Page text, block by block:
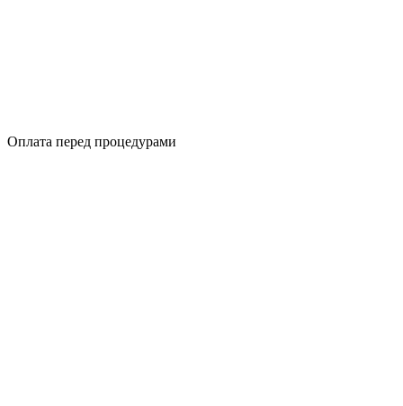
Оплата перед процедурами